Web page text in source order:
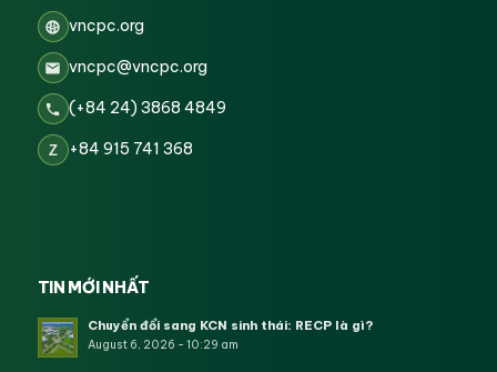
vncpc.org
vncpc@vncpc.org
(+84 24) 3868 4849
Z +84 915 741 368
TIN MỚI NHẤT
Chuyển đổi sang KCN sinh thái: RECP là gì?
August 6, 2026 - 10:29 am